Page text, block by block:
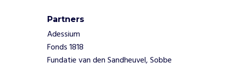
Partners
Adessium
Fonds 1818
Fundatie van den Sandheuvel, Sobbe